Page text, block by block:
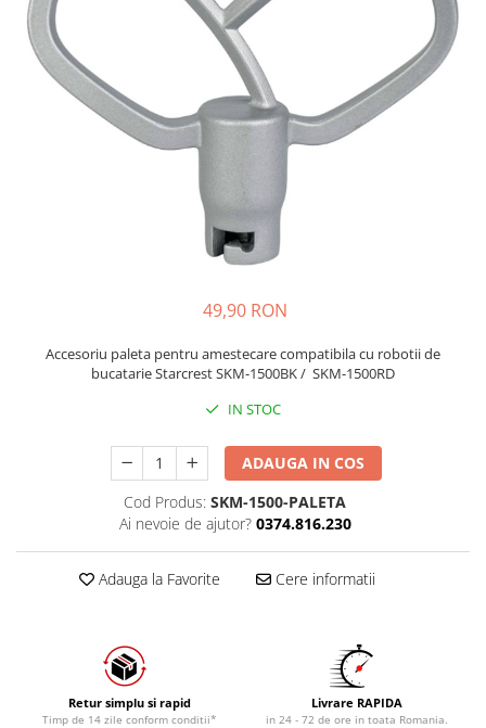
Robot de bucătărie
Sandwich maker
Fier de călcat
Dispozitive smart home
49,90 RON
Accesoriu paleta pentru amestecare compatibila cu robotii de
bucatarie Starcrest SKM-1500BK / SKM-1500RD
IN STOC
ADAUGA IN COS
Cod Produs: SKM-1500-PALETA
Ai nevoie de ajutor? 0374.816.230
Adauga la Favorite Cere informatii
Retur simplu si rapid
Timp de 14 zile conform conditii*
Livrare RAPIDA
in 24 - 72 de ore in toata Romania.